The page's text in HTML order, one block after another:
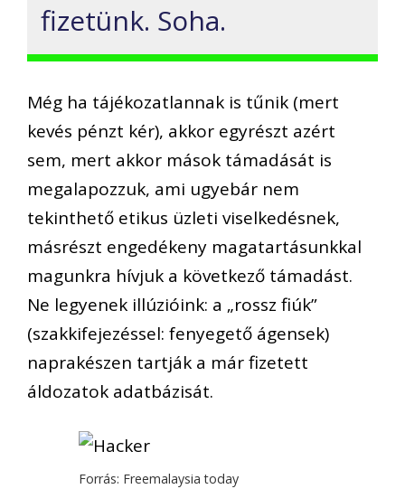
fizetünk. Soha.
Még ha tájékozatlannak is tűnik (mert
kevés pénzt kér), akkor egyrészt azért
sem, mert akkor mások támadását is
megalapozzuk, ami ugyebár nem
tekinthető etikus üzleti viselkedésnek,
másrészt engedékeny magatartásunkkal
magunkra hívjuk a következő támadást.
Ne legyenek illúzióink: a „rossz fiúk”
(szakkifejezéssel: fenyegető ágensek)
naprakészen tartják a már fizetett
áldozatok adatbázisát.
Forrás: Freemalaysia today